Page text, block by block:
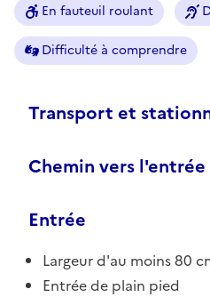
En fauteuil roulant
Difficulté à comprendre
Transport et
Chemin vers l'entrée
Entrée
Largeur d'au moins 80
Entrée de plain pied